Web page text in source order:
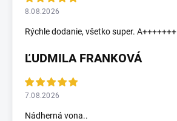
8.08.2026
Rýchle dodanie, všetko super. A+++++++
ĽUDMILA FRANKOVÁ
7.08.2026
Nádherná vona..